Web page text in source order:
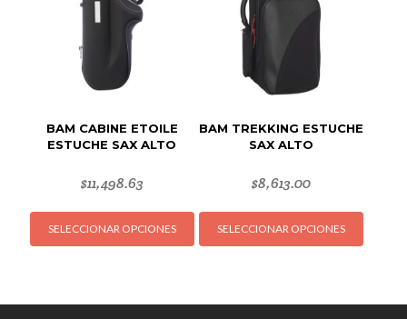
producto
BAM CABINE ETOILE
ESTUCHE SAX ALTO
$11,498.63
SELECCIONAR OPCIONES
Este
producto
BAM TREKKING ESTUCHE
SAX ALTO
$8,613.00
SELECCIONAR OPCIONES
Este